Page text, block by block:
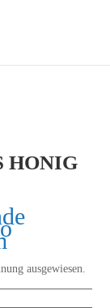
HONIG
ausgewiesen.